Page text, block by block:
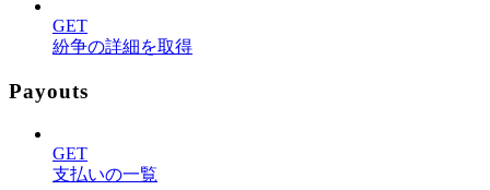
GET
紛争の詳細を取得
Payouts
GET
支払いの一覧